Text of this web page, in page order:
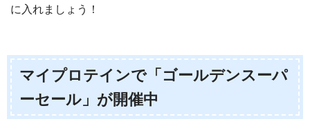
に入れましょう！
マイプロテインで「ゴールデンスーパ
ーセール」が開催中